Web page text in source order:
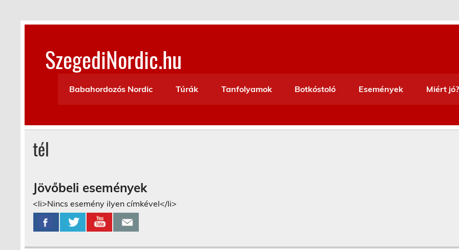
content
SzegediNordic.hu
Babahordozós Nordic
Túrák Tanfolyamok Botkóstoló Események Miért jó?
tél
Jövőbeli események
<li>Nincs esemény ilyen címkével</li>